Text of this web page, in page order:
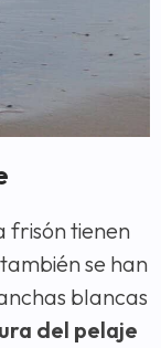
frisón tienen
se han
blancas
del pelaje